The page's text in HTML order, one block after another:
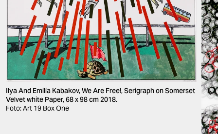
Ilya And Emilia Kabakov, We Are Free!, Serigraph on Somerset
Velvet white Paper, 68 x 98 cm 2018.
Foto: Art 19 Box One